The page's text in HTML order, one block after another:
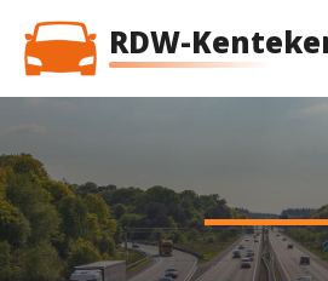
RDW-